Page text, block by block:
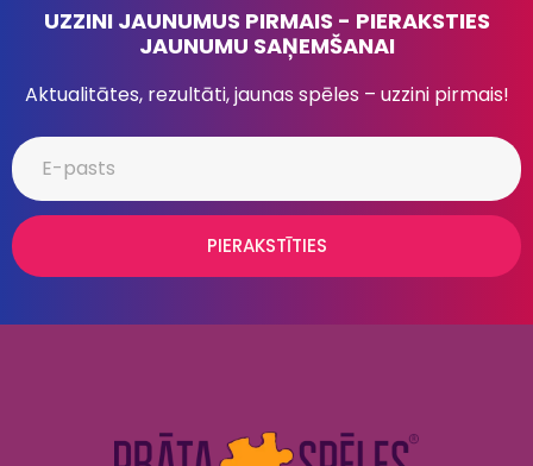
UZZINI JAUNUMUS PIRMAIS - PIERAKSTIES
JAUNUMU SAŅEMŠANAI
Aktualitātes, rezultāti, jaunas spēles – uzzini pirmais!
PIERAKSTĪTIES